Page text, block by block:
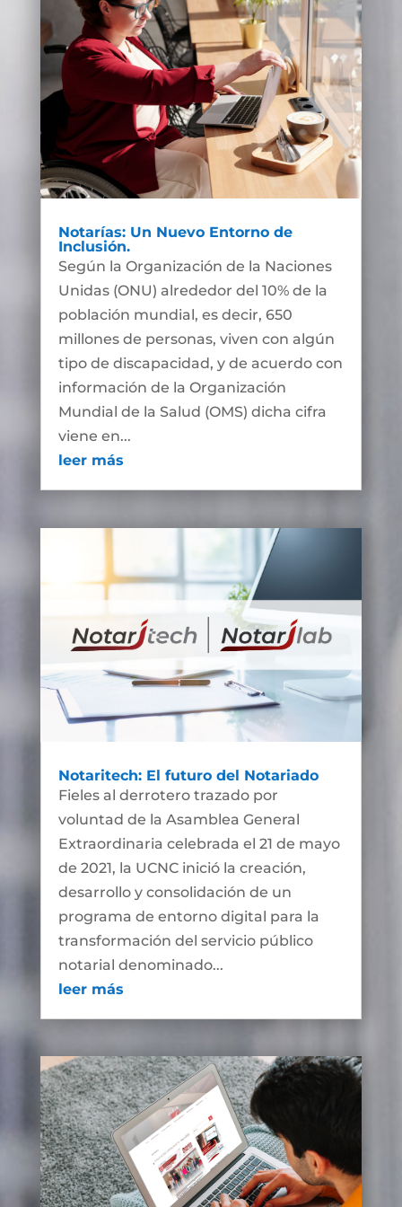
Notarías: Un Nuevo Entorno de
Inclusión.
Según la Organización de la Naciones
Unidas (ONU) alrededor del 10% de la
población mundial, es decir, 650
millones de personas, viven con algún
tipo de discapacidad, y de acuerdo con
información de la Organización
Mundial de la Salud (OMS) dicha cifra
viene en...
leer más
Notaritech: El futuro del Notariado
Fieles al derrotero trazado por
voluntad de la Asamblea General
Extraordinaria celebrada el 21 de mayo
de 2021, la UCNC inició la creación,
desarrollo y consolidación de un
programa de entorno digital para la
transformación del servicio público
notarial denominado...
leer más